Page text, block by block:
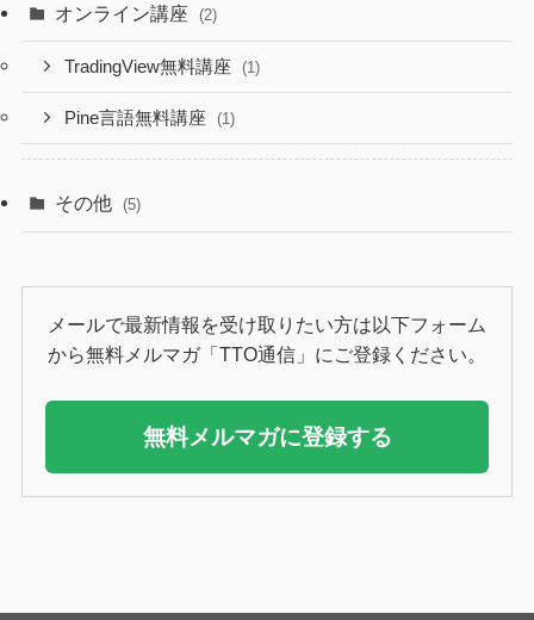
オンライン講座 (2)
TradingView無料講座 (1)
Pine言語無料講座 (1)
その他 (5)
メールで最新情報を受け取りたい方は以下フォーム
から無料メルマガ「TTO通信」にご登録ください。
無料メルマガに登録する